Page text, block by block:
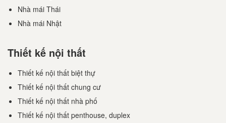
Nhà mái Thái
Nhà mái Nhật
Thiết kế nội thất
Thiết kế nội thất biệt thự
Thiết kế nội thất chung cư
Thiết kế nội thất nhà phố
Thiết kế nội thất penthouse, duplex